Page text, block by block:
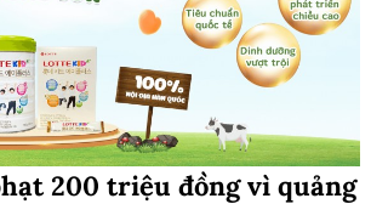
200 triệu đồng vì quảng